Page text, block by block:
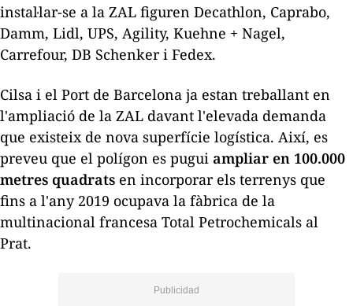
instal·lar-se a la ZAL figuren Decathlon, Caprabo,
Damm, Lidl, UPS, Agility, Kuehne + Nagel,
Carrefour, DB Schenkeri Fedex.
Cilsa i el Port de Barcelona ja estan treballant en
l'ampliació de la ZAL davant l'elevada demanda
que existeix de nova superfície logística. Així, es
preveu que el polígon es pugui ampliar en 100.000
metres quadrats en incorporar els terrenys que
fins a l'any 2019 ocupava la fàbrica de la
multinacional francesa Total Petrochemicals al
Prat.